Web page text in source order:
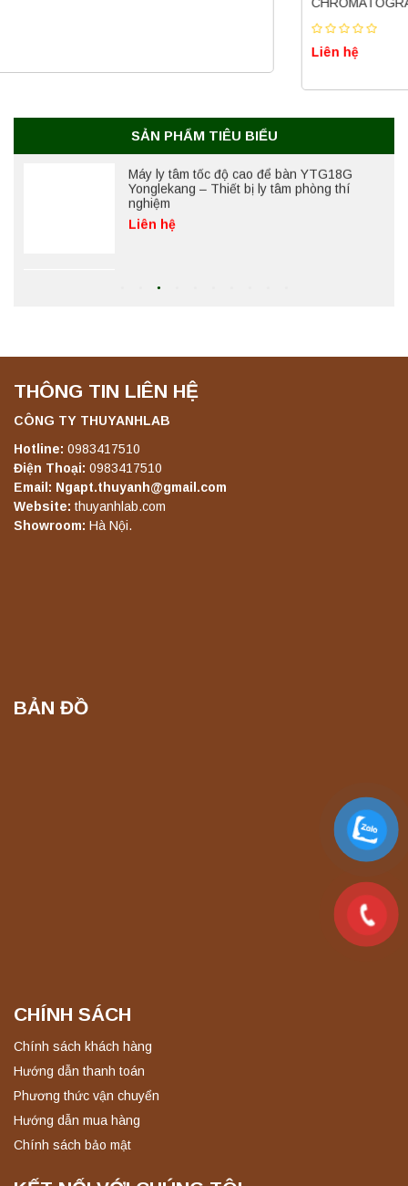
SẢN PHẨM TIÊU BIỂU
Yonglekang – Thiết bị ly tâm phòng thí
Liên hệ
Máy lắc đứng YKD-04 Yonglekang – Thiết bị
lắc chiết mẫu phòng thí nghiệm
Liên hệ
Máy lắc đứng YKD-06 Yonglekang – Thiết bị
Máy lắc đứng YKD-08 Yonglekang – Thiết bị
lắc chiết mẫu phòng thí nghiệm
Máy lắc đứng YKD-10 Yonglekang – Thiết bị
Máy ly tâm tốc độ thấp để bàn YKL04A
Yonglekang – Máy ly tâm phòng thí nghiệm
Máy ly tâm tốc độ thấp để bàn YKL02A
Yonglekang – Máy ly tâm phòng thí nghiệm
Nồi hấp chân không BKQ-B50V BIOBASE
(50 Lít) – Giải pháp tiệt trùng hiệu quả
Liên hệ
Máy ly tâm tốc độ cao để bàn YTG18G
nghiệm
THÔNG TIN LIÊN HỆ
CÔNG TY THUYANHLAB
Hotline: 0983417510
Điện Thoại: 0983417510
Email: Ngapt.thuyanh@gmail.com
Website: thuyanhlab.com
Showroom: Hà Nội.
BẢN ĐỒ
CHÍNH SÁCH
Chính sách khách hàng
Hướng dẫn thanh toán
Phương thức vận chuyển
Hướng dẫn mua hàng
Chính sách bảo mật